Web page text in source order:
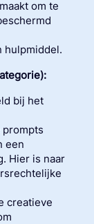
om te
hulpmiddel.
bij het
prompts
een
. Hier is naar
creatieve